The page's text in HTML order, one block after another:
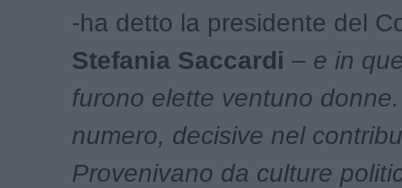
-ha detto la presidente del
Stefania Saccardi – e in
furono elette ventuno
numero, decisive nel
Provenivano da culture